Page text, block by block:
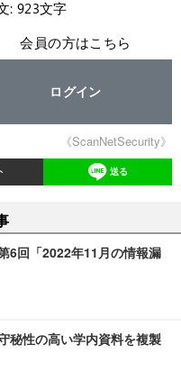
: 923文字
会員の方はこちら
ログイン
《ScanNetSecurity》
送る
6回「2022年11月の情報漏
秘性の高い学内資料を複製